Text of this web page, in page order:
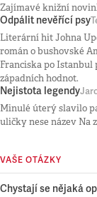
Zajímavé knižní
Odpálit nevěřící psy
Literární hit Johna
román o bushovské
Franciska po Istanbul
západních hodnot.
Nejistota legendy
Minulé úterý slavilo
uličky nese název Na
VAŠE OTÁZKY
Chystají se nějaká